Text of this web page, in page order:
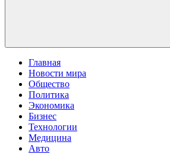
Главная
Новости мира
Общество
Политика
Экономика
Бизнес
Технологии
Медицина
Авто